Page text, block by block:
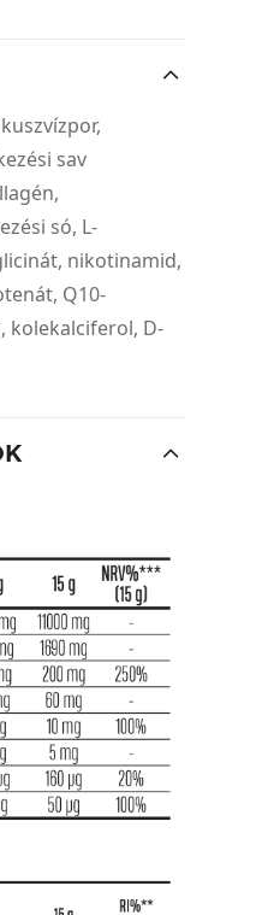
sav
só, L-
nikotinamid,
Q10-
kolekalciferol, D-